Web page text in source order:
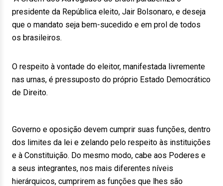
presidente da República eleito, Jair Bolsonaro, e deseja
que o mandato seja bem-sucedido e em prol de todos
os brasileiros.
O respeito à vontade do eleitor, manifestada livremente
nas urnas, é pressuposto do próprio Estado Democrático
de Direito.
Governo e oposição devem cumprir suas funções, dentro
dos limites da lei e zelando pelo respeito às instituições
e à Constituição. Do mesmo modo, cabe aos Poderes e
a seus integrantes, nos mais diferentes níveis
hierárquicos, cumprirem as funções que lhes são